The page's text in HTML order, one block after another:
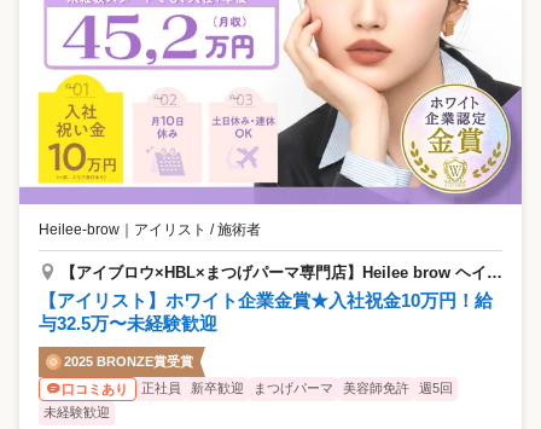
Heilee-brow ｜ アイリスト / 施術者
【アイブロウ×HBL×まつげパーマ専⾨店】Heilee brow ヘイリーブロウ京橋店
【アイリスト】ホワイト企業金賞★入社祝金10万円！給
与32.5万〜未経験歓迎
2025 BRONZE賞受賞
口コミあり
正社員 新卒歓迎 まつげパーマ 美容師免許
週5回
未経験歓迎